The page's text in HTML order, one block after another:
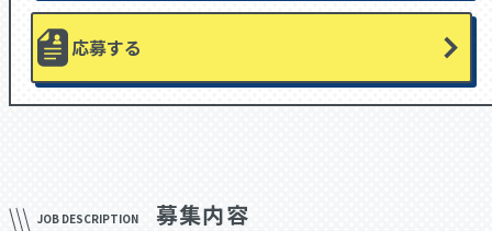
応募する
JOB DESCRIPTION 募集内容